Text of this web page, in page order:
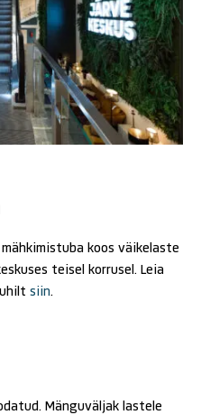
mähkimistuba koos väikelaste
teisel korrusel. Leia
siin.
Mänguväljak lastele